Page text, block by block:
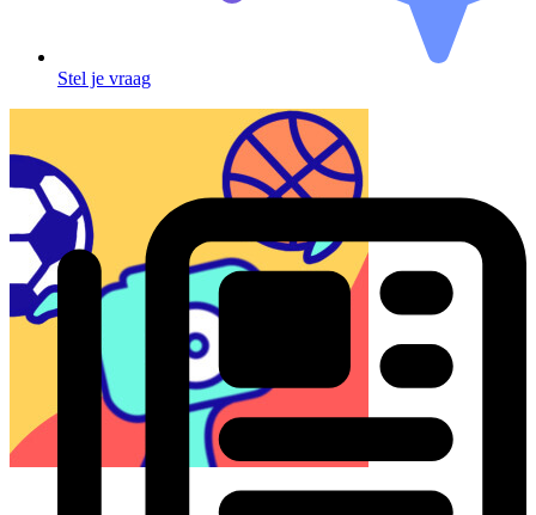
Stel je vraag